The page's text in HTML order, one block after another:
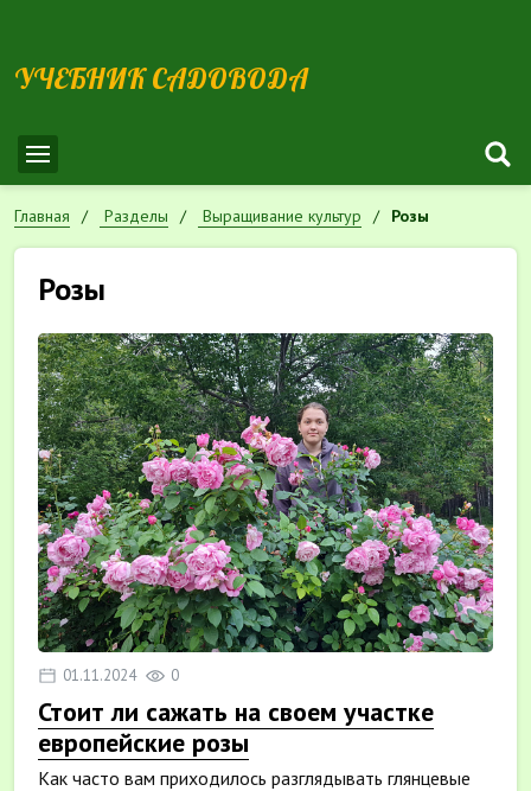
УЧЕБНИК САДОВОДА
Главная Разделы Выращивание культур Розы
Розы
01.11.2024 0
Стоит ли сажать на своем участке
европейские розы
Как часто вам приходилось разглядывать глянцевые